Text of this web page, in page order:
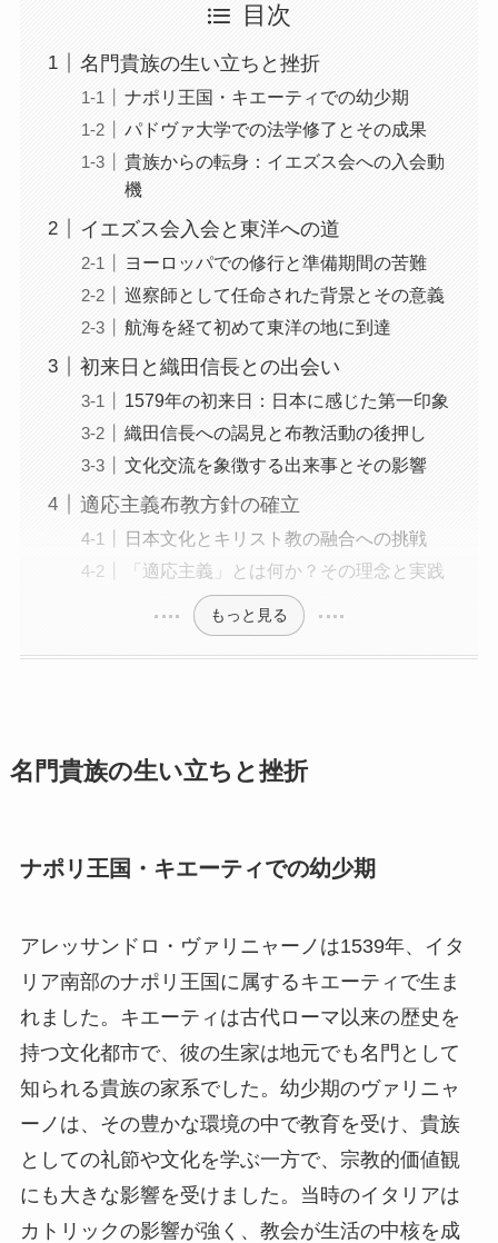
目次
名門貴族の生い立ちと挫折
ナポリ王国・キエーティでの幼少期
パドヴァ大学での法学修了とその成果
貴族からの転身：イエズス会への入会動
機
イエズス会入会と東洋への道
ヨーロッパでの修行と準備期間の苦難
巡察師として任命された背景とその意義
航海を経て初めて東洋の地に到達
初来日と織田信長との出会い
1579年の初来日：日本に感じた第一印象
織田信長への謁見と布教活動の後押し
文化交流を象徴する出来事とその影響
適応主義布教方針の確立
日本文化とキリスト教の融合への挑戦
「適応主義」とは何か？その理念と実践
もっと見る
名門貴族の生い立ちと挫折
ナポリ王国・キエーティでの幼少期
アレッサンドロ・ヴァリニャーノは1539年、イタ
リア南部のナポリ王国に属するキエーティで生ま
れました。キエーティは古代ローマ以来の歴史を
持つ文化都市で、彼の生家は地元でも名門として
知られる貴族の家系でした。幼少期のヴァリニャ
ーノは、その豊かな環境の中で教育を受け、貴族
としての礼節や文化を学ぶ一方で、宗教的価値観
にも大きな影響を受けました。当時のイタリアは
カトリックの影響が強く、教会が生活の中核を成